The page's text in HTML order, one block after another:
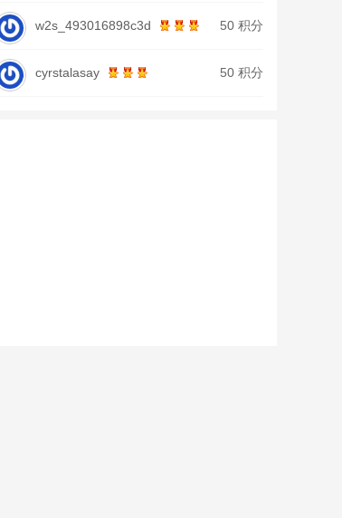
w2s_493016898c3d 50 积分
cyrstalasay 50 积分